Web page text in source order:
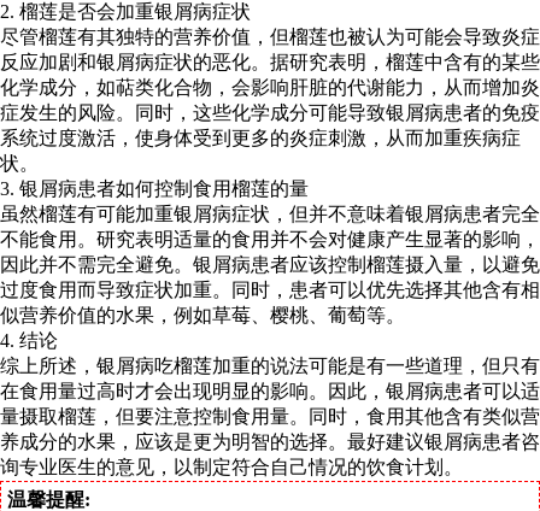
2. 榴莲是否会加重银屑病症状
尽管榴莲有其独特的营养价值，但榴莲也被认为可能会导致炎症
反应加剧和银屑病症状的恶化。据研究表明，榴莲中含有的某些
化学成分，如萜类化合物，会影响肝脏的代谢能力，从而增加炎
症发生的风险。同时，这些化学成分可能导致银屑病患者的免疫
系统过度激活，使身体受到更多的炎症刺激，从而加重疾病症
状。
3. 银屑病患者如何控制食用榴莲的量
虽然榴莲有可能加重银屑病症状，但并不意味着银屑病患者完全
不能食用。研究表明适量的食用并不会对健康产生显著的影响，
因此并不需完全避免。银屑病患者应该控制榴莲摄入量，以避免
过度食用而导致症状加重。同时，患者可以优先选择其他含有相
似营养价值的水果，例如草莓、樱桃、葡萄等。
4. 结论
综上所述，银屑病吃榴莲加重的说法可能是有一些道理，但只有
在食用量过高时才会出现明显的影响。因此，银屑病患者可以适
量摄取榴莲，但要注意控制食用量。同时，食用其他含有类似营
养成分的水果，应该是更为明智的选择。最好建议银屑病患者咨
询专业医生的意见，以制定符合自己情况的饮食计划。
温馨提醒: